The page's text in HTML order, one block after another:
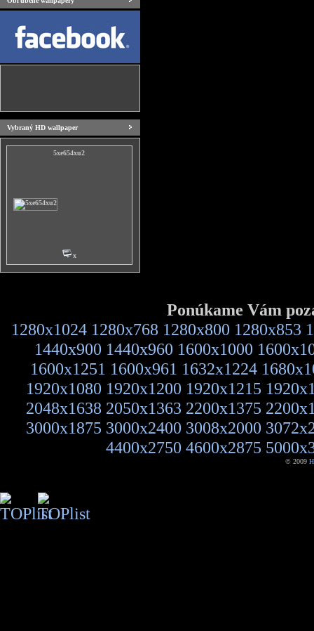
Vybraný HD wallpaper
5xe654xu2
x
Ponúkame Vám
1280x1024 1280x768 1280x800 1280x853
1440x900 1440x960 1600x1000
1600x1251 1600x961 1632x1224
1920x1080 1920x1200 1920x1215
2048x1638 2050x1363 2200x1375
3000x1875 3000x2400 3008x2000
4400x2750 4600x2875
© 2009